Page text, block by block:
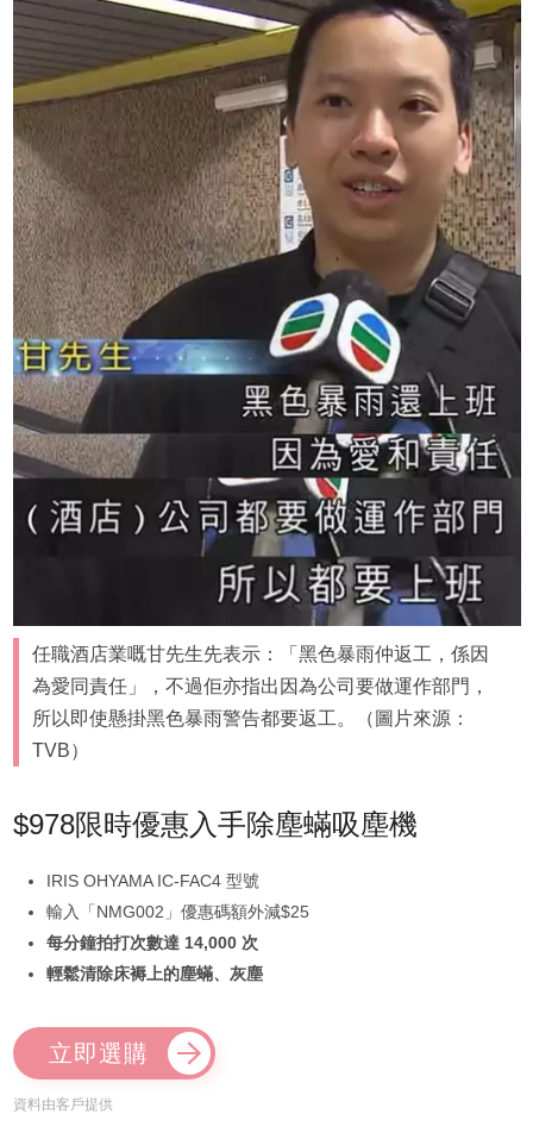
任職酒店業嘅甘先生先表示：「黑色暴雨仲返工，係因
為愛同責任」，不過佢亦指出因為公司要做運作部門，
所以即使懸掛黑色暴雨警告都要返工。（圖片來源：
TVB）
$978限時優惠入手除塵蟎吸塵機
IRIS OHYAMA IC-FAC4 型號
輸入「NMG002」優惠碼額外減$25
每分鐘拍打次數達 14,000 次
輕鬆清除床褥上的塵蟎、灰塵
立即選購
資料由客戶提供